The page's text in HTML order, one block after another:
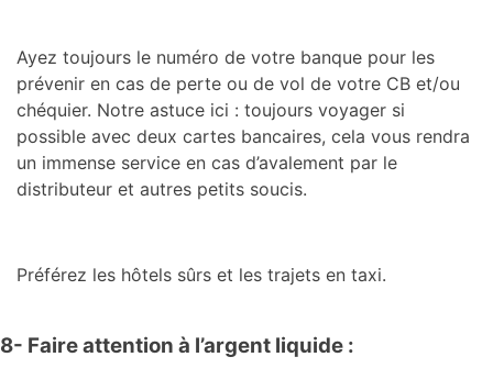
Ayez toujours le numéro de votre banque pour les
prévenir en cas de perte ou de vol de votre CB et/ou
chéquier. Notre astuce ici : toujours voyager si
possible avec deux cartes bancaires, cela vous rendra
un immense service en cas d’avalement par le
distributeur et autres petits soucis.
Préférez les hôtels sûrs et les trajets en taxi.
8- Faire attention à l’argent liquide :